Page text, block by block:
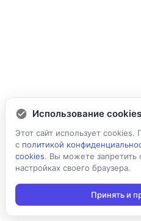
Использование cookies
Этот сайт использует
с политикой
cookies. Вы можете запретить
настройках своего браузера.
Принять и